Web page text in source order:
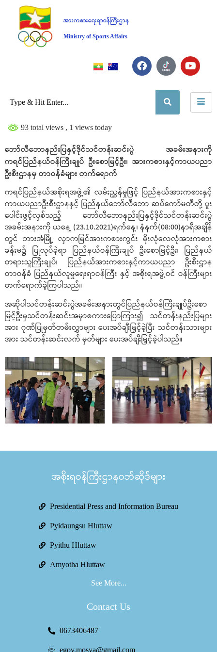
အားကစားရေးရာဝန်ကြီးဌာန
Ministry of Sports Affairs
93 total views , 1 views today
ဘော်လီဘောနည်းပြနှင့်ဒိုင်သင်တန်းဆင်းပွဲ အခမ်းအနားကို
ကရင်ပြည်နယ်ဝန်ကြီးချုပ် ဦးစောမြင့်ဦး၊ အားကစားနှင့်ကာယပညာ
ဦးစီးဌာနမှ တာဝန်ခံများ တက်ရောက်
ကရင်ပြည်နယ်အစိုးရအဖွဲ့၏ လမ်းညွှန်မှုဖြင့် ပြည်နယ်အားကစားနှင့်
ကာယပညာဦးစီးဌာနနှင့် ပြည်နယ်ဘော်လီဘော ဆပ်ကော်မတီတို့ ပူး
ပေါင်းဖွင့်လှစ်သည့် ဘော်လီဘောနည်းပြနှင့်ဒိုင်သင်တန်းဆင်းပွဲ
အခမ်းအနားကို ယနေ့ (23.10.2021)ရက်နေ့၊ နံနက်(08:00)နာရီအချိန်
တွင် ဘားအံမြို့ လှာကမြင်အားကစားကွင်း မိုးလုံလေလုံအားကစား
ခန်းမ၌ ပြုလုပ်ခဲ့ရာ ပြည်နယ်ဝန်ကြီးချုပ် ဦးစောမြင့်ဦး၊ ပြည်နယ်
တရားသူကြီးချုပ်၊ ပြည်နယ်အားကစားနှင့်ကာယပညာ ဦးစီးဌာန
တာဝန်ခံ ပြည်နယ်လူမှုရေးရာဝန်ကြီး နှင့် အစိုးရအဖွဲ့ဝင် ဝန်ကြီးများ
တက်ရောက်ခဲ့ကြပါသည်။
အဆိုပါသင်တန်းဆင်းပွဲအခမ်းအနားတွင်ပြည်နယ်ဝန်ကြီးချုပ်ဦးစော
မြင့်ဦးမှသင်တန်းဆင်းအမှာစကားပြောကြား၍ သင်တန်းနည်းပြများ
အား ဂုဏ်ပြုမှတ်တမ်းလွှာများ ပေးအပ်ချီးမြှင့်ခဲ့ပြီး သင်တန်းသားများ
အား သင်တန်းဆင်းလက် မှတ်များ ပေးအပ်ချီးမြှင့်ခဲ့ပါသည်။
အစိုးရဝန်ကြီးဌာနဝဘ်ဆိုဒ်များ
Presidential Press and Information Bureau
Pyidaungsu Hluttaw
Pyithu Hluttaw
Amyotha Hluttaw
See More...
Contact Us
0673406487
egov.mosya@gmail.com